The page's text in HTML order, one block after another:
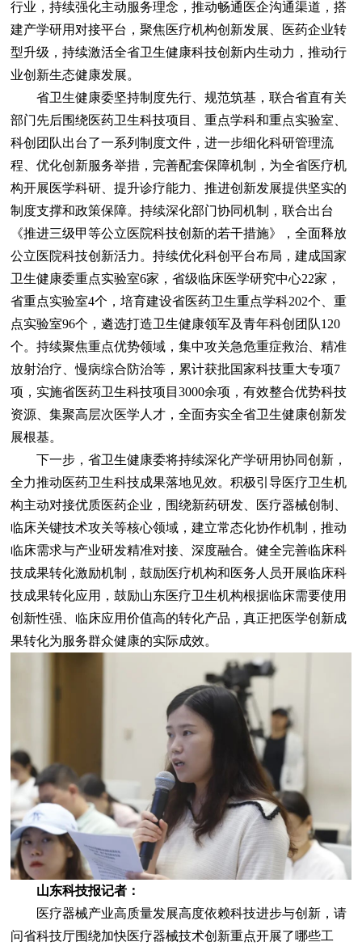
行业，持续强化主动服务理念，推动畅通医企沟通渠道，搭
建产学研用对接平台，聚焦医疗机构创新发展、医药企业转
型升级，持续激活全省卫生健康科技创新内生动力，推动行
业创新生态健康发展。
省卫生健康委坚持制度先行、规范筑基，联合省直有关
部门先后围绕医药卫生科技项目、重点学科和重点实验室、
科创团队出台了一系列制度文件，进一步细化科研管理流
程、优化创新服务举措，完善配套保障机制，为全省医疗机
构开展医学科研、提升诊疗能力、推进创新发展提供坚实的
制度支撑和政策保障。持续深化部门协同机制，联合出台
《推进三级甲等公立医院科技创新的若干措施》，全面释放
公立医院科技创新活力。持续优化科创平台布局，建成国家
卫生健康委重点实验室6家，省级临床医学研究中心22家，
省重点实验室4个，培育建设省医药卫生重点学科202个、重
点实验室96个，遴选打造卫生健康领军及青年科创团队120
个。持续聚焦重点优势领域，集中攻关急危重症救治、精准
放射治疗、慢病综合防治等，累计获批国家科技重大专项7
项，实施省医药卫生科技项目3000余项，有效整合优势科技
资源、集聚高层次医学人才，全面夯实全省卫生健康创新发
展根基。
下一步，省卫生健康委将持续深化产学研用协同创新，
全力推动医药卫生科技成果落地见效。积极引导医疗卫生机
构主动对接优质医药企业，围绕新药研发、医疗器械创制、
临床关键技术攻关等核心领域，建立常态化协作机制，推动
临床需求与产业研发精准对接、深度融合。健全完善临床科
技成果转化激励机制，鼓励医疗机构和医务人员开展临床科
技成果转化应用，鼓励山东医疗卫生机构根据临床需要使用
创新性强、临床应用价值高的转化产品，真正把医学创新成
果转化为服务群众健康的实际成效。
山东科技报记者：
医疗器械产业高质量发展高度依赖科技进步与创新，请
问省科技厅围绕加快医疗器械技术创新重点开展了哪些工